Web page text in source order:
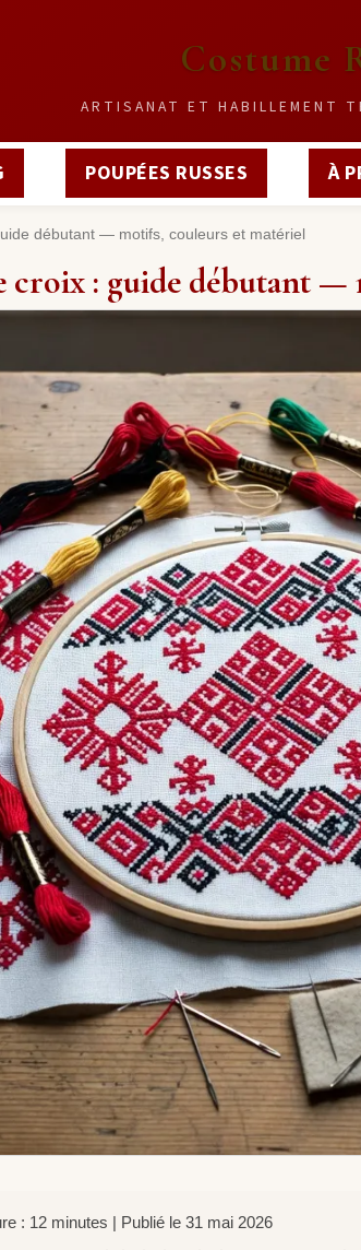
Costume
ARTISANAT ET HABILLEMENT
POUPÉES RUSSES À
débutant — motifs, couleurs et matériel
croix : guide débutant
: 12 minutes | Publié le 31 mai 2026